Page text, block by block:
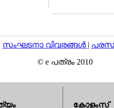
സംഘടനാ വിവരങ്ങള്‍ |
© e പത്രം 2010
കോളംസ്